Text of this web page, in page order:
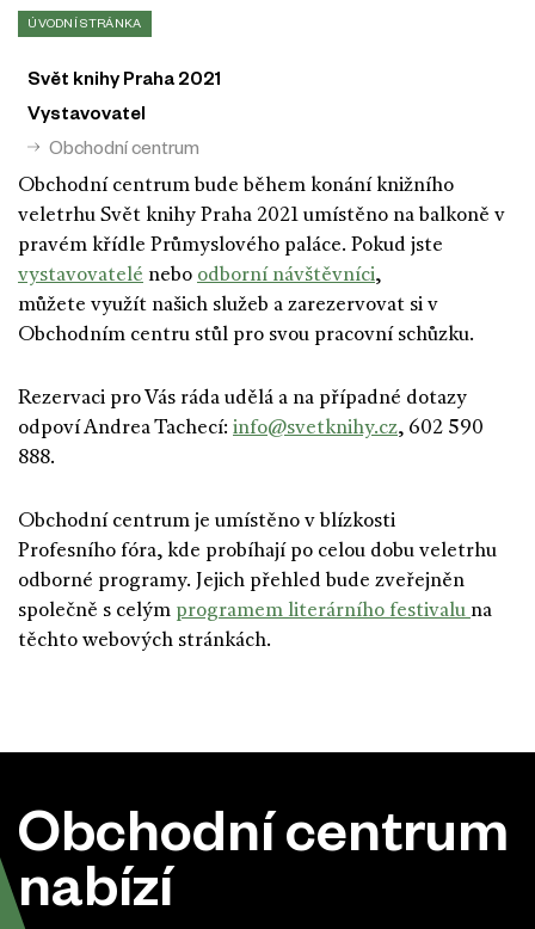
ÚVODNÍ STRÁNKA
Svět knihy Praha 2021
Vystavovatel
Obchodní centrum
Obchodní centrum bude během konání knižního
veletrhu Svět knihy Praha 2021 umístěno na balkoně v
pravém křídle Průmyslového paláce. Pokud jste
vystavovatelé nebo odborní návštěvníci,
můžete využít našich služeb a zarezervovat si v
Obchodním centru stůl pro svou pracovní schůzku.
Rezervaci pro Vás ráda udělá a na případné dotazy
odpoví Andrea Tachecí: info@svetknihy.cz, 602 590
888.
Obchodní centrum je umístěno v blízkosti
Profesního fóra, kde probíhají po celou dobu veletrhu
odborné programy. Jejich přehled bude zveřejněn
společně s celým programem literárního festivalu na
těchto webových stránkách.
Obchodní centrum
nabízí